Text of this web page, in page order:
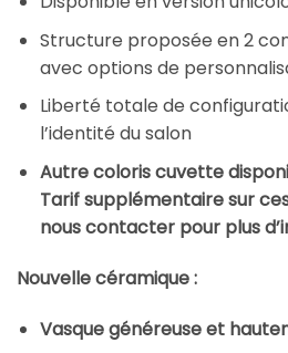
Structure proposée en 2
avec options de
Liberté totale de
l’identité du salon
Autre coloris cuvette
Tarif supplémentaire sur
nous contacter pour plus
Nouvelle céramique :
Vasque généreuse et